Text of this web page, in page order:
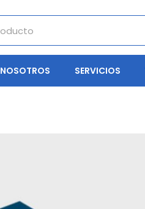
NOSOTROS SERVICIOS